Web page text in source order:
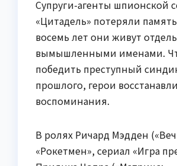
Супруги-агенты шпионской
«Цитадель» потеряли
восемь лет они живут
вымышленными именами.
победить преступный
прошлого, герои
воспоминания.
В ролях Ричард Мэдден
«Рокетмен», сериал «Игра